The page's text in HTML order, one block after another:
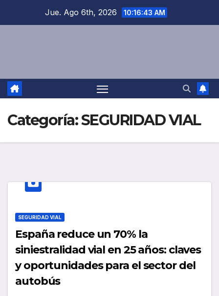
Jue. Ago 6th, 2026 10:16:43 AM
Categoría:SEGURIDAD VIAL
SEGURIDAD VIAL
España reduce un 70% la
siniestralidad vial en 25 años: claves
y oportunidades para el sector del
autobús